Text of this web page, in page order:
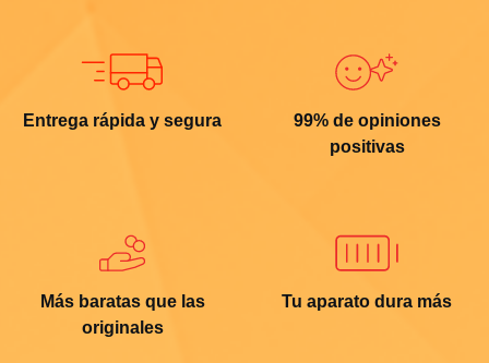
Entrega rápida y segura
99% de opiniones
positivas
Más baratas que las
originales
Tu aparato dura más